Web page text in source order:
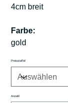
4cm breit
Farbe:
gold
Preisstaffel
Anzahl